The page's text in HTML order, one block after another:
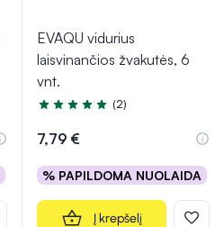
EVAQU vidurius
laisvinančios žvakutės, 6
vnt.
Įvertinimas 5.0 iš 5
(2)
7,79 €
% PAPILDOMA NUOLAIDA
Į krepšelį